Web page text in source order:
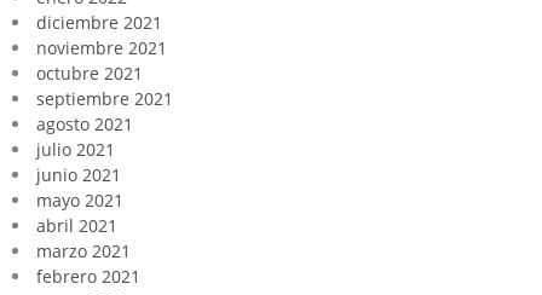
diciembre 2021
noviembre 2021
octubre 2021
septiembre 2021
agosto 2021
julio 2021
junio 2021
mayo 2021
abril 2021
marzo 2021
febrero 2021